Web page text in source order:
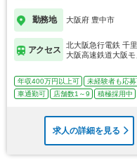
勤務地 大阪府 豊中市
アクセス
北大阪急行電鉄 千
大阪高速鉄道大阪
年収400万円以上可 未経験者も応
車通勤可
店舗数1～9 積極採用中
求人の詳細を見る